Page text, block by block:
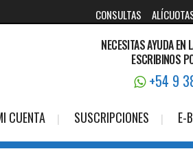
CONSULTAS
NECESITAS AYUDA
ESCRIBINOS
+54 9
CUENTA SUSCRIPCIONES E-